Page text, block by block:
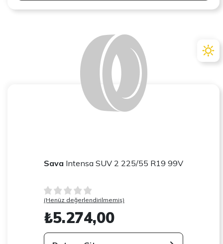
Sava Intensa SUV 2 225/55 R19 99V
(Henüz değerlendirilmemiş)
₺5.274,00